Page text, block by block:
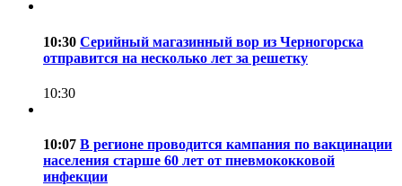
10:30 Серийный магазинный вор из Черногорска
отправится на несколько лет за решетку
10:30
10:07 В регионе проводится кампания по вакцинации
населения старше 60 лет от пневмококковой
инфекции